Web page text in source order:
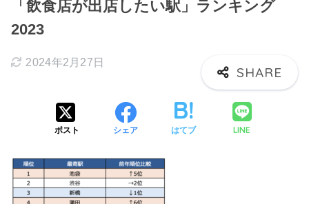
「飲食店が出店したい駅」ランキング
2023
2024年2月27日
ポスト シェア はてブ LINE